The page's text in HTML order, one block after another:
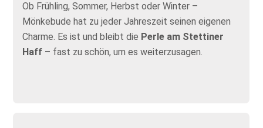
Ob Frühling, Sommer, Herbst oder Winter –
Mönkebude hat zu jeder Jahreszeit seinen eigenen
Charme. Es ist und bleibt die Perle am Stettiner
Haff – fast zu schön, um es weiterzusagen.